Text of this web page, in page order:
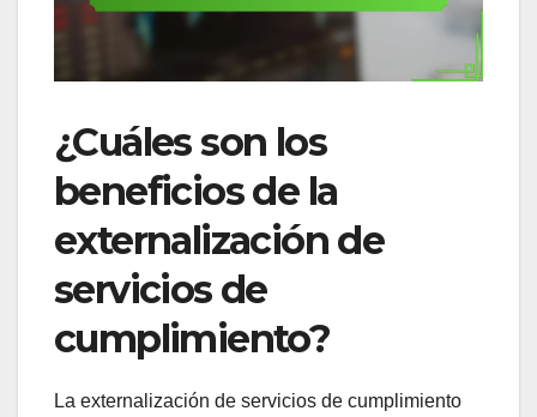
¿Cuáles son los
beneficios de la
externalización de
servicios de
cumplimiento?
La externalización de servicios de cumplimiento